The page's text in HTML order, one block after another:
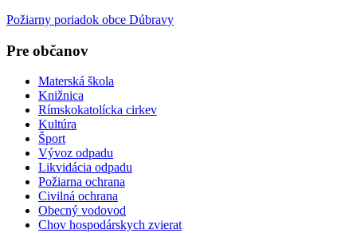
Požiarny poriadok obce Dúbravy
Pre občanov
Materská škola
Knižnica
Rímskokatolícka cirkev
Kultúra
Šport
Vývoz odpadu
Likvidácia odpadu
Požiarna ochrana
Civilná ochrana
Obecný vodovod
Chov hospodárskych zvierat